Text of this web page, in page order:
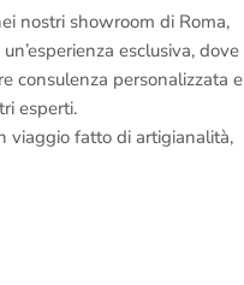
nostri showroom di Roma,
esclusiva, dove
consulenza personalizzata e
esperti.
viaggio fatto di artigianalità,